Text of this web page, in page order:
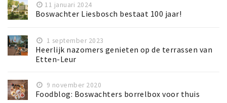
11 januari 2024
Boswachter Liesbosch bestaat 100 jaar!
1 september 2023
Heerlijk nazomers genieten op de terrassen van
Etten-Leur
9 november 2020
Foodblog: Boswachters borrelbox voor thuis